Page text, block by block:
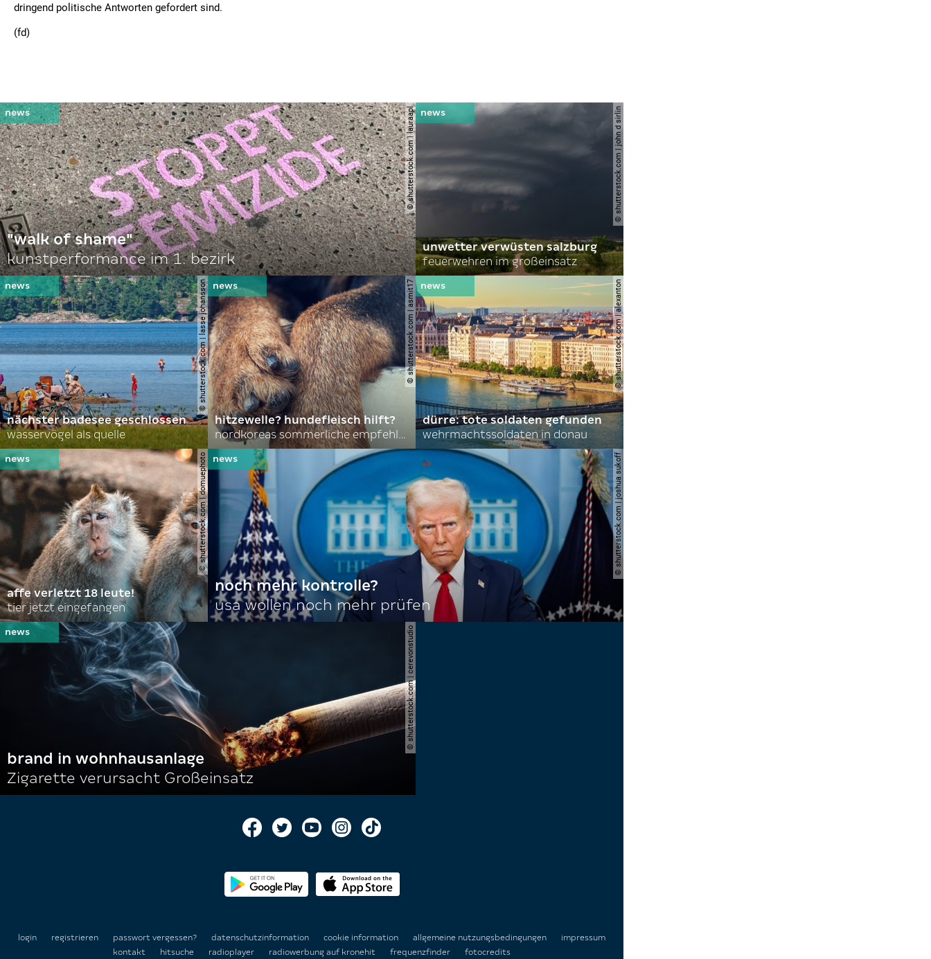
dringend politische Antworten gefordert sind.
(fd)
© shutterstock.com | lauraapl
"walk of shame"
kunstperformance im 1. bezirk
© shutterstock.com | john d sirlin
unwetter verwüsten salzburg
feuerwehren im großeinsatz
© shutterstock.com | lasse johansson
nächster badesee geschlossen
wasservögel als quelle
© shutterstock.com | asmit17
hitzewelle? hundefleisch hilft?
nordkoreas sommerliche empfehlungen
© shutterstock.com | alexanton
dürre: tote soldaten gefunden
wehrmachtssoldaten in donau
© shutterstock.com | domuephoto
affe verletzt 18 leute!
tier jetzt eingefangen
© shutterstock.com | joshua sukoff
noch mehr kontrolle?
usa wollen noch mehr prüfen
© shutterstock.com | cerevonstudio
brand in wohnhausanlage
Zigarette verursacht Großeinsatz
login registrieren passwort vergessen? datenschutzinformation cookie information allgemeine nutzungsbedingungen
impressum
kontakt
hitsuche radioplayer radiowerbung auf kronehit frequenzfinder fotocredits